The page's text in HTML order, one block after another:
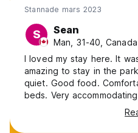
Stannade mars 2023
S Sean
Man, 31-40, Canada
I loved my stay here. It
amazing to stay in the
quiet. Good food.
beds. Very
Highly recommended
and hiking to all the